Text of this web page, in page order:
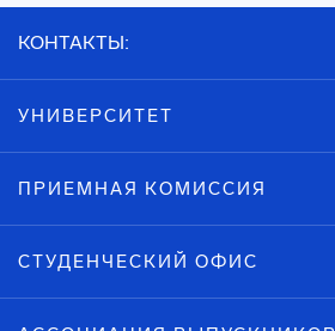
КОНТАКТЫ:
УНИВЕРСИТЕТ
ПРИЕМНАЯ КОМИССИЯ
СТУДЕНЧЕСКИЙ ОФИС